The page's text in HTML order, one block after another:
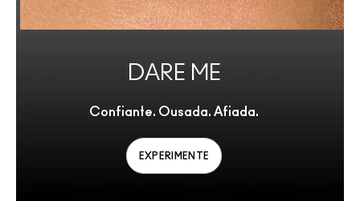
DARE ME
Confiante. Ousada. Afiada.
EXPERIMENTE